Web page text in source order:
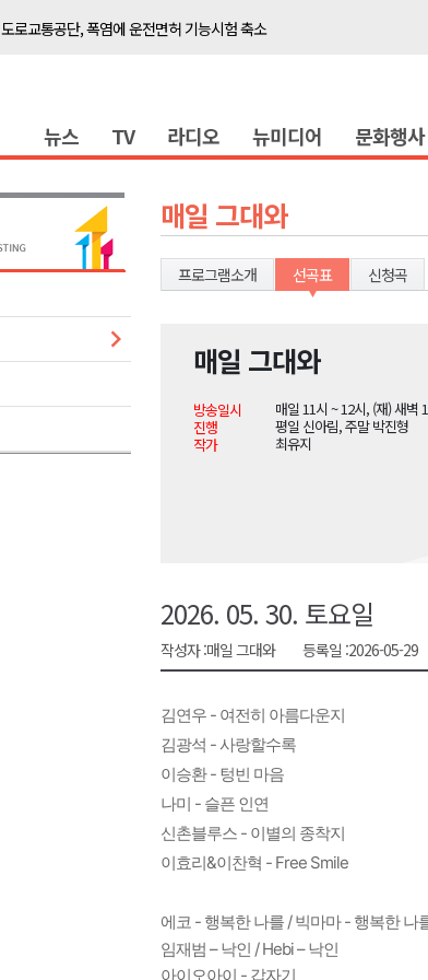
도로교통공단, 폭염에 운전면허 기능시험 축소
<강원랜드> 관광객이 인구 3배..싱가포르 복합리조트
제28회 정동진독립영화제 오늘 개막
양양군, 소상공인 특례보증 2차 지원사업 시행
평창군 재해 예방 도로 시설물 정밀 안전 진단
영월 '폭염중대경보' 발효..주말, 더위 한풀 꺾여
도로교통공단, 폭염에 운전면허 기능시험 축소
강릉시, '상생동행 100일 릴레이' 경제살리기 추진
삼척시, 무건리 이끼폭포 생태탐방로 전면 통제
평창군 재해 예방 도로 시설물 정밀 안전 진단
동해시, '해군1함대로' 명예도로 4.1km 지정
뉴스 TV 라디오 뉴미디어 문화행사
매일 그대와
프로그램소개 선곡표 신청곡
매일 그대와
방송일시
매일 11시 ~ 12시, (재) 새벽
진행
평일 신아림, 주말 박진형
작가
최유지
2026. 05. 30. 토요일
작성자 :매일 그대와 등록일 :2026-05-29
김연우 - 여전히 아름다운지
김광석 - 사랑할수록
이승환 - 텅빈 마음
나미 - 슬픈 인연
신촌블루스 - 이별의 종착지
이효리&이찬혁 - Free Smile
에코 - 행복한 나를 / 빅마마 - 행복한 나
임재범 – 낙인 / Hebi – 낙인
아이오아이 - 갑자기